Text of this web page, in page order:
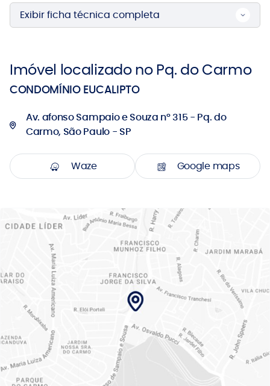
Exibir ficha técnica completa
Imóvel localizado no Pq. do Carmo
CONDOMÍNIO EUCALIPTO
Av. afonso Sampaio e Souza n° 315 - Pq. do
Carmo, São Paulo - SP
Waze Google maps